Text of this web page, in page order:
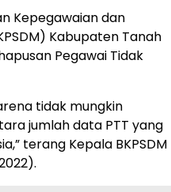
Kepegawaian dan
Kabupaten Tanah
Pegawai Tidak
tidak mungkin
jumlah data PTT yang
terang Kepala BKPSDM